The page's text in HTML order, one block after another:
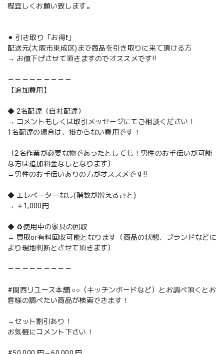
程宜しくお願い致します。
⚫︎ 引き取り「お得❗️」
配送元(大阪市東成区)まで商品を引き取りに来て頂ける方
→ お値下げさせて頂きますのでオススメです‼️
－－－－－－－－－
【追加費用】
◆ 2名配達（自社配達）
→ コメントもしくは取引メッセージにてご相談ください！
1名配達の場合は、掛からない費用です！
（2名作業が必要な物であったとしても！男性のお手伝いが可能
な方は追加料金なしとなります）
→男性のお手伝いありの方がオススメです‼️
◆ エレベーターなし(階数が増えるごと)
→ ＋1,000円
◆ ♻️使用中の家具の回収
→ 買取or有料回収可能となります（商品の状態、ブランドなどに
より現地判断とさせて頂きます）
－－－－－－－－－
#関西リユース本舗 ○○（キッチンボードなど）とお調べ頂くとお
客様の調べたい商品が検索できます！
→セット割引あり！
お気軽にコメント下さい！